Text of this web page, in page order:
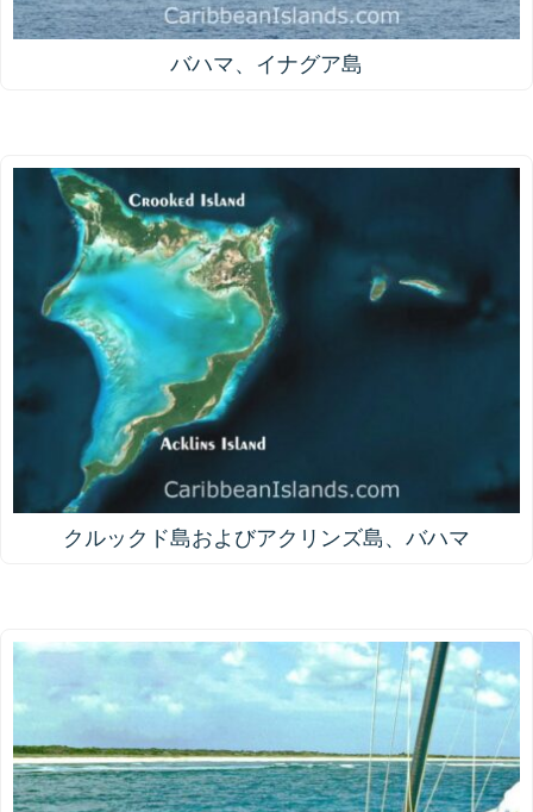
バハマ、イナグア島
クルックド島およびアクリンズ島、バハマ